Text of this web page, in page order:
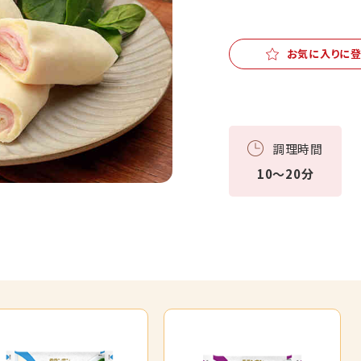
お気に入りに
調理時間
10～20分